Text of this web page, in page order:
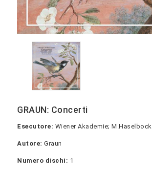
GRAUN: Concerti
Esecutore: Wiener Akademie; M.Haselbock
Autore: Graun
Numero dischi: 1